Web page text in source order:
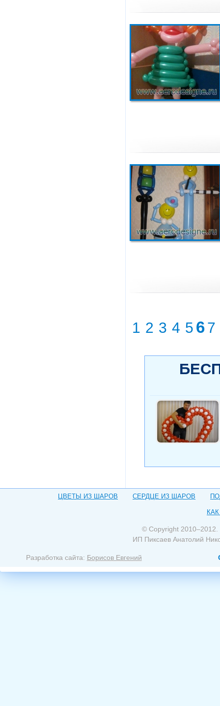
1 2 3 4 5 67
ЦВЕТЫ ИЗ ШАРОВ СЕРДЦЕ ИЗ ШАРОВ
© Copyright 2010–2012.
ИП Пиксаев Анатолий
Разработка сайта: Борисов Евгений